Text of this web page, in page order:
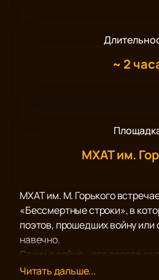
~ 2
МХАТ им.
МХАТ им. М. Горького
«Бессмертные строки», в
поэтов, прошедших войну или
навечно.
Стихи о войне – это всегда от
память Великой
Читать дальше...